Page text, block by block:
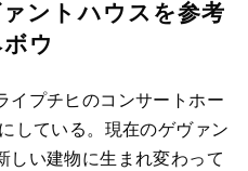
ントハウスを参考
ウ
イプチヒのコンサートホー
している。現在のゲヴァン
しい建物に生まれ変わって